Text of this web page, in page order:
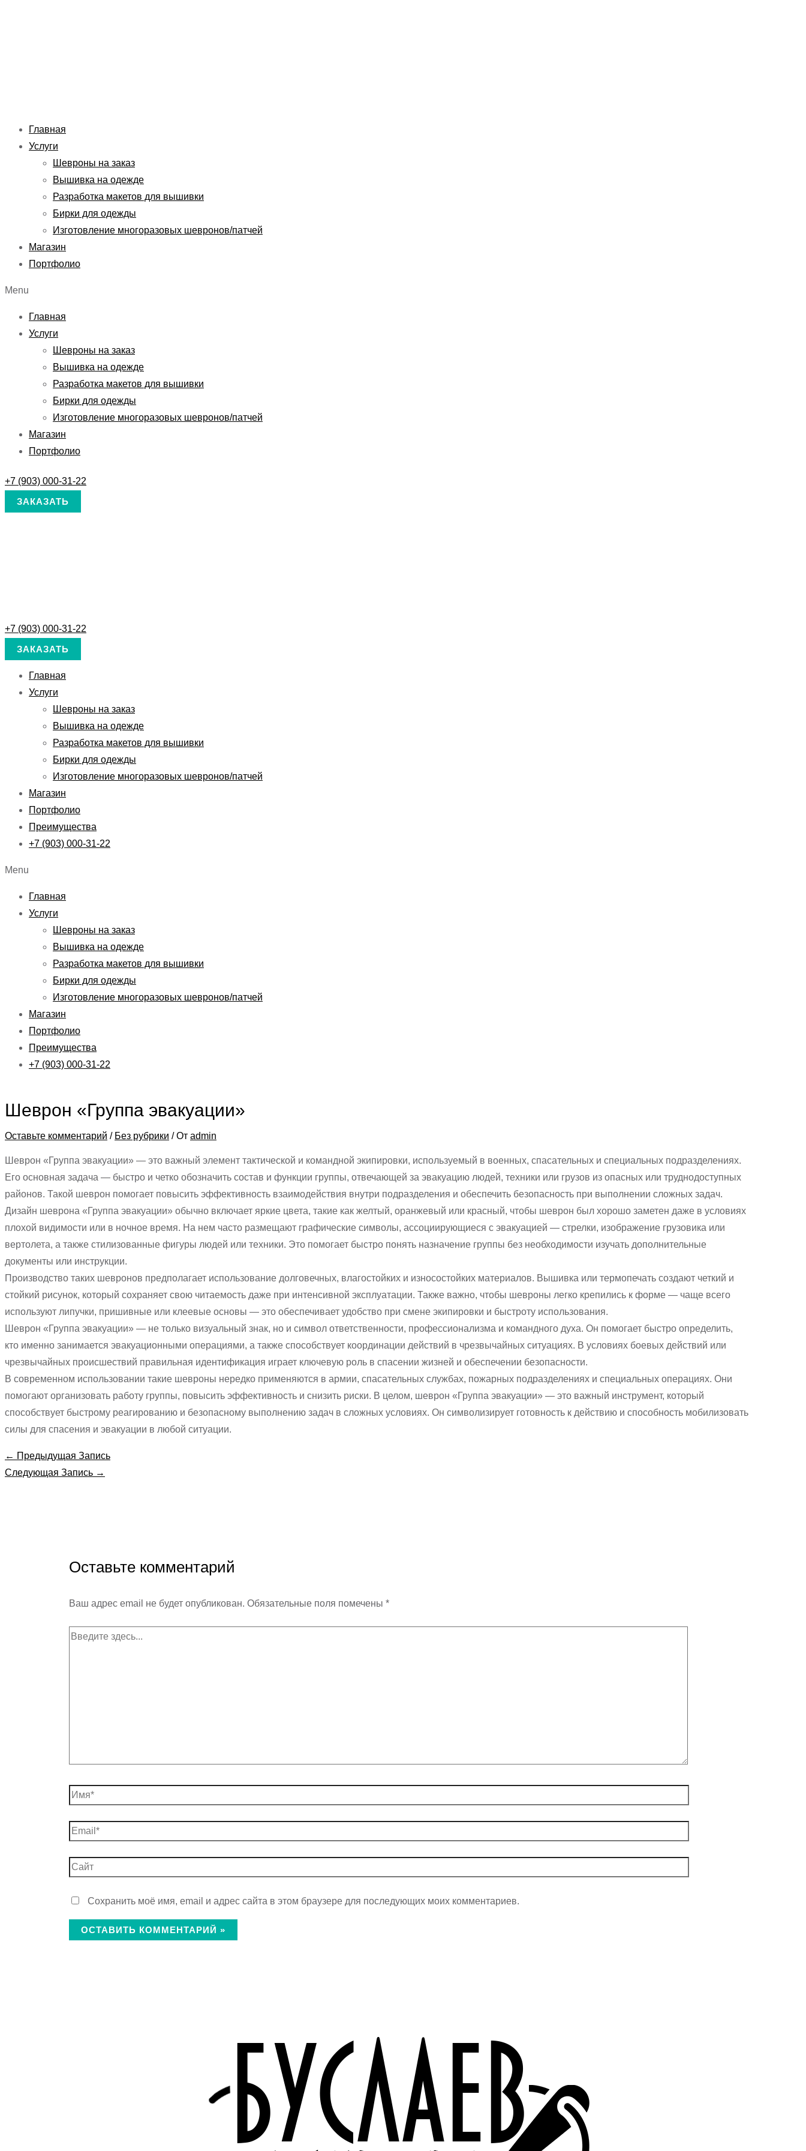
Главная
Услуги
Шевроны на заказ
Вышивка на одежде
Разработка макетов для вышивки
Бирки для одежды
Изготовление многоразовых шевронов/патчей
Магазин
Портфолио
Menu
Главная
Услуги
Шевроны на заказ
Вышивка на одежде
Разработка макетов для вышивки
Бирки для одежды
Изготовление многоразовых шевронов/патчей
Магазин
Портфолио
+7 (903) 000-31-22
ЗАКАЗАТЬ
+7 (903) 000-31-22
ЗАКАЗАТЬ
Главная
Услуги
Шевроны на заказ
Вышивка на одежде
Разработка макетов для вышивки
Бирки для одежды
Изготовление многоразовых шевронов/патчей
Магазин
Портфолио
Преимущества
+7 (903) 000-31-22
Menu
Главная
Услуги
Шевроны на заказ
Вышивка на одежде
Разработка макетов для вышивки
Бирки для одежды
Изготовление многоразовых шевронов/патчей
Магазин
Портфолио
Преимущества
+7 (903) 000-31-22
Шеврон «Группа эвакуации»
Оставьте комментарий / Без рубрики / От admin
Шеврон «Группа эвакуации» — это важный элемент тактической и командной экипировки, используемый в военных, спасательных и специальных подразделениях.
Его основная задача — быстро и четко обозначить состав и функции группы, отвечающей за эвакуацию людей, техники или грузов из опасных или труднодоступных
районов. Такой шеврон помогает повысить эффективность взаимодействия внутри подразделения и обеспечить безопасность при выполнении сложных задач.
Дизайн шеврона «Группа эвакуации» обычно включает яркие цвета, такие как желтый, оранжевый или красный, чтобы шеврон был хорошо заметен даже в условиях
плохой видимости или в ночное время. На нем часто размещают графические символы, ассоциирующиеся с эвакуацией — стрелки, изображение грузовика или
вертолета, а также стилизованные фигуры людей или техники. Это помогает быстро понять назначение группы без необходимости изучать дополнительные
документы или инструкции.
Производство таких шевронов предполагает использование долговечных, влагостойких и износостойких материалов. Вышивка или термопечать создают четкий и
стойкий рисунок, который сохраняет свою читаемость даже при интенсивной эксплуатации. Также важно, чтобы шевроны легко крепились к форме — чаще всего
используют липучки, пришивные или клеевые основы — это обеспечивает удобство при смене экипировки и быстроту использования.
Шеврон «Группа эвакуации» — не только визуальный знак, но и символ ответственности, профессионализма и командного духа. Он помогает быстро определить,
кто именно занимается эвакуационными операциями, а также способствует координации действий в чрезвычайных ситуациях. В условиях боевых действий или
чрезвычайных происшествий правильная идентификация играет ключевую роль в спасении жизней и обеспечении безопасности.
В современном использовании такие шевроны нередко применяются в армии, спасательных службах, пожарных подразделениях и специальных операциях. Они
помогают организовать работу группы, повысить эффективность и снизить риски. В целом, шеврон «Группа эвакуации» — это важный инструмент, который
способствует быстрому реагированию и безопасному выполнению задач в сложных условиях. Он символизирует готовность к действию и способность мобилизовать
силы для спасения и эвакуации в любой ситуации.
← Предыдущая Запись
Следующая Запись →
Оставьте комментарий
Ваш адрес email не будет опубликован. Обязательные поля помечены *
Сохранить моё имя, email и адрес сайта в этом браузере для последующих моих комментариев.